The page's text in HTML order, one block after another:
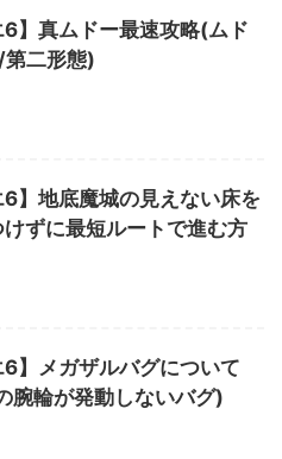
6】真ムドー最速攻略(ムド
二形態)
6】地底魔城の見えない床を
ずに最短ルートで進む方
6】メガザルバグについて
腕輪が発動しないバグ)